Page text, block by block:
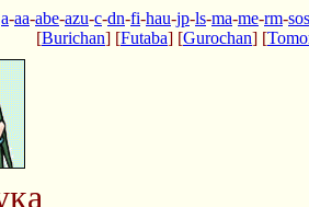
a-aa-abe-azu-c-dn-fi-hau-jp-ls-ma-me-rm-sos
[Burichan] [Futaba] [Gurochan] [